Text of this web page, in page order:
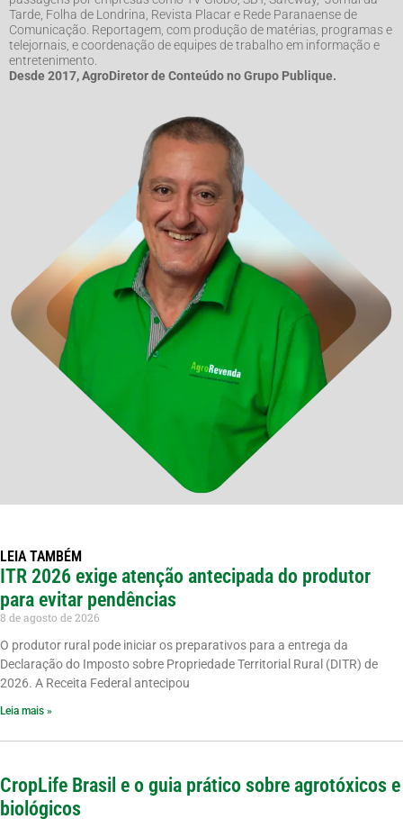
Tarde, Folha de Londrina, Revista Placar e Rede Paranaense de
Comunicação. Reportagem, com produção de matérias, programas e
telejornais, e coordenação de equipes de trabalho em informação e
entretenimento.
Desde 2017, AgroDiretor de Conteúdo no Grupo Publique.
LEIA TAMBÉM
ITR 2026 exige atenção antecipada do produtor
para evitar pendências
8 de agosto de 2026
O produtor rural pode iniciar os preparativos para a entrega da
Declaração do Imposto sobre Propriedade Territorial Rural (DITR) de
2026. A Receita Federal antecipou
Leia mais »
CropLife Brasil e o guia prático sobre agrotóxicos e
biológicos